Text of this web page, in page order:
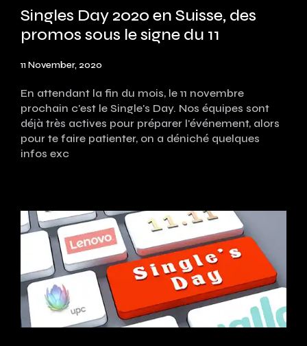
Singles Day 2020 en Suisse, des
promos sous le signe du 11
11 November, 2020
En attendant la fin du mois, le 11 novembre
prochain c'est le Single's Day. Nos équipes sont
déjà très actives pour préparer l'événement, alors
pour te faire patienter, on a déniché quelques
infos exc